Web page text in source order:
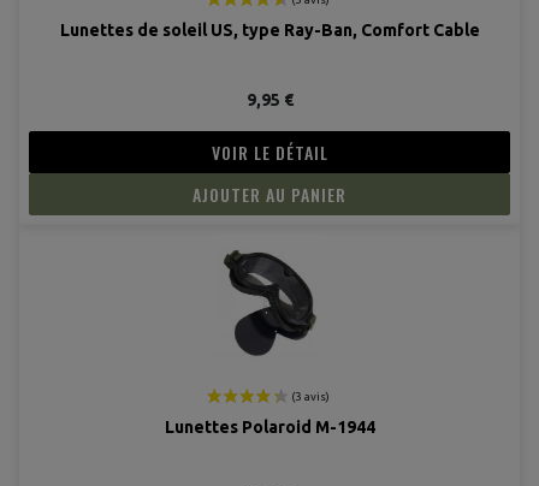
Lunettes de soleil US, type Ray-Ban, Comfort Cable
9,95 €
VOIR LE DÉTAIL
AJOUTER AU PANIER
Lunettes Polaroid M-1944